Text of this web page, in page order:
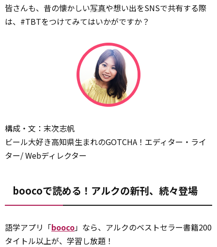
皆さんも、昔の懐かしい写真や想い出をSNSで共有する際
は、#TBTをつけてみてはいかがですか？
構成・文：末次志帆
ビール大好き高知県生まれのGOTCHA！エディター・ライ
ター/ Webディレクター
boocoで読める！アルクの新刊、続々登場
語学アプリ「booco」なら、アルクのベストセラー書籍200
タイトル以上が、学習し放題！